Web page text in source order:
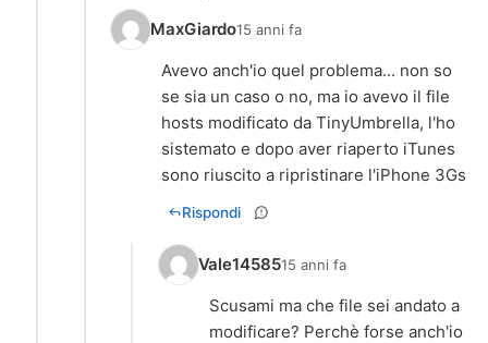
MaxGiardo15 anni fa
Avevo anch'io quel problema... non so
se sia un caso o no, ma io avevo il file
hosts modificato da TinyUmbrella, l'ho
sistemato e dopo aver riaperto iTunes
sono riuscito a ripristinare l'iPhone 3Gs
Rispondi
Vale1458515 anni fa
Scusami ma che file sei andato a
modificare? Perchè forse anch'io